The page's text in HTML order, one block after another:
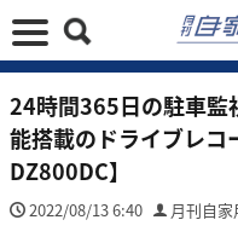
24時間365日の駐車監
能搭載のドライブレ
DZ800DC】
2022/08/13 6:40 月刊自